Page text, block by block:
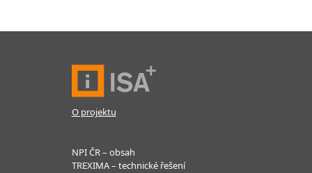
O projektu
NPI ČR – obsah
TREXIMA – technické řešení